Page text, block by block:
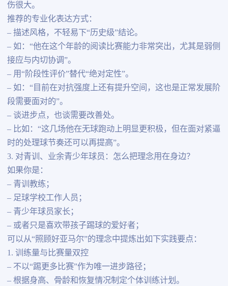
伤很大。
推荐的专业化表达方式：
– 描述风格，不轻易下“历史级”结论。
– 如：“他在这个年龄的阅读比赛能力非常突出，尤其是弱侧
接应与内切协调”。
– 用“阶段性评价”替代“绝对定性”。
– 如：“目前在对抗强度上还有提升空间，这也是正常发展阶
段需要面对的”。
– 谈进步点，也谈需要改善处。
– 比如：“这几场他在无球跑动上明显更积极，但在面对紧逼
时的处理球节奏还可以再提高”。
3. 对青训、业余青少年球员：怎么把理念用在身边？
如果你是：
– 青训教练；
– 足球学校工作人员；
– 青少年球员家长；
– 或者只是喜欢带孩子踢球的爱好者；
可以从“照顾好亚马尔”的理念中提炼出如下实践要点：
1. 训练量与比赛量双控
– 不以“踢更多比赛”作为唯一进步路径；
– 根据身高、骨龄和恢复情况制定个体训练计划。